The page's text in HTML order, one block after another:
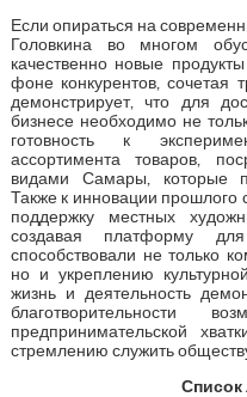
Если опираться на
Головкина во многом
качественно новые
фоне конкурентов, сочетая
демонстрирует, что для
бизнесе необходимо не
готовность к
ассортимента товаров,
видами Самары, которые
Также к инновации прошлого
поддержку местных
создавая платформу
способствовали не только
но и укреплению
жизнь и деятельность
благотворительности
предпринимательской
стремлению служить
Список